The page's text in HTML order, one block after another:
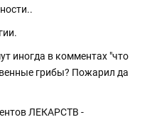
иногда в комментах "что
грибы? Пожарил да
ЛЕКАРСТВ -